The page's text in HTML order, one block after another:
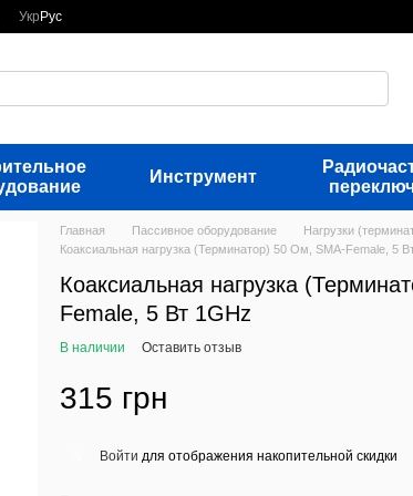
Укр Рус
Инструмент
Главная Пассивное оборудование Нагрузки
Коаксиальная нагрузка (Терминатор) 50 Ом, SMA-Female, 5
Коаксиальная нагрузка
Female, 5 Вт 1GHz
В наличии Оставить отзыв
315 грн
Войти для отображения накопительной скидки